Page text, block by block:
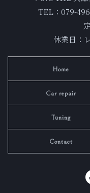
TEL：079-
休業日：
Home
Car repair
Tuning
Contact